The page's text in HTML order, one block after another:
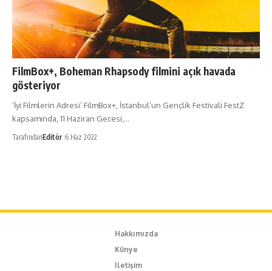
FilmBox+, Boheman Rhapsody filmini açık havada
gösteriyor
‘İyi Filmlerin Adresi’ FilmBox+, İstanbul’un Gençlik Festivali FestZ
kapsamında, 11 Haziran Gecesi,…
TarafındanEditör 6 Haz 2022
Hakkımızda
Künye
İletişim